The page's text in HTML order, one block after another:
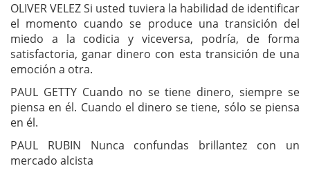
OLIVER VELEZ Si usted tuviera la habilidad de identificar
el momento cuando se produce una transición del
miedo a la codicia y viceversa, podría, de forma
satisfactoria, ganar dinero con esta transición de una
emoción a otra.
PAUL GETTY Cuando no se tiene dinero, siempre se
piensa en él. Cuando el dinero se tiene, sólo se piensa
en él.
PAUL RUBIN Nunca confundas brillantez con un
mercado alcista